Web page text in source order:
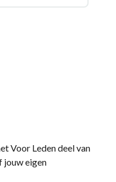
Voor Leden deel van
jouw eigen